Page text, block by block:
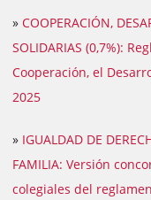
» COOPERACIÓN,
SOLIDARIAS (0,7%):
Cooperación, el
2025
» IGUALDAD DE
FAMILIA: Versión
colegiales del